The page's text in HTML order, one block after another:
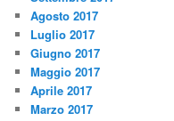
Agosto 2017
Luglio 2017
Giugno 2017
Maggio 2017
Aprile 2017
Marzo 2017